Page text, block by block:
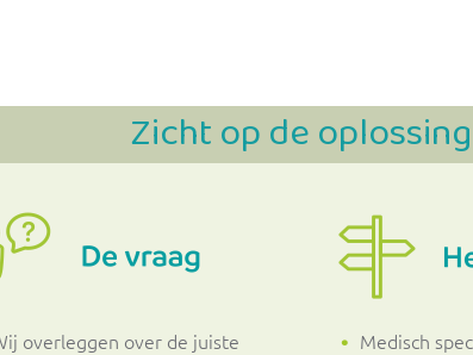
Zicht op de oplossing
overleggen over de juiste
Medisch